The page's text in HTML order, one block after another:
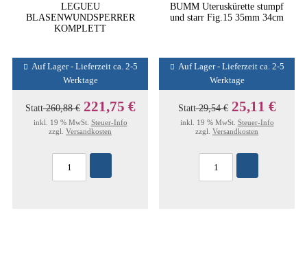
LEGUEU
BLASENWUNDSPERRER
KOMPLETT
Auf Lager - Lieferzeit ca. 2-5
Werktage
Statt260,88 € 221,75 €
inkl. 19 % MwSt. Steuer-Info
zzgl. Versandkosten
BUMM Uteruskürette stumpf
und starr Fig.15 35mm 34cm
Auf Lager - Lieferzeit ca. 2-5
Werktage
Statt29,54 € 25,11 €
inkl. 19 % MwSt. Steuer-Info
zzgl. Versandkosten